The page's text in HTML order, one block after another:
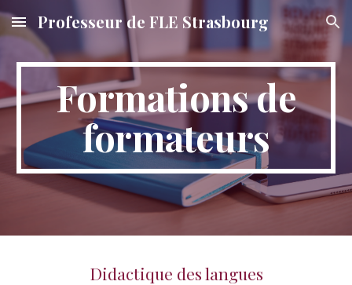
Skip to main content Skip to navigation
Professeur de FLE Strasbourg
Formations de
formateurs
Didactique des langues